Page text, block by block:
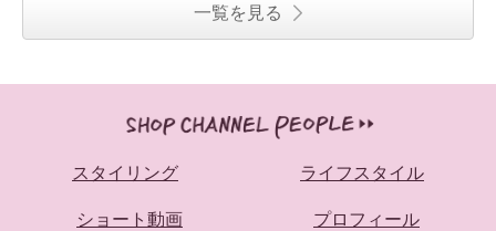
一覧を見る
スタイリング ライフスタイル
ショート動画 プロフィール